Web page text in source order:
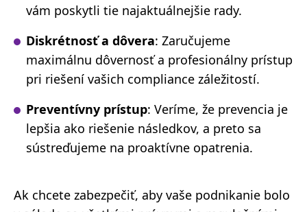
vám poskytli tie najaktuálnejšie rady.
Diskrétnosť a dôvera: Zaručujeme
maximálnu dôvernosť a profesionálny prístup
pri riešení vašich compliance záležitostí.
Preventívny prístup: Veríme, že prevencia je
lepšia ako riešenie následkov, a preto sa
sústreďujeme na proaktívne opatrenia.
Ak chcete zabezpečiť, aby vaše podnikanie bolo